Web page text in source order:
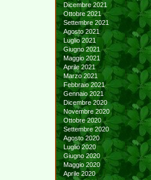
Dicembre 2021
Ottobre 2021
Settembre 2021
Agosto 2021
Luglio 2021
Giugno 2021
Maggio 2021
Aprile 2021
Marzo 2021
Febbraio 2021
Gennaio 2021
Dicembre 2020
Novembre 2020
Ottobre 2020
Settembre 2020
Agosto 2020
Luglio 2020
Giugno 2020
Maggio 2020
Aprile 2020